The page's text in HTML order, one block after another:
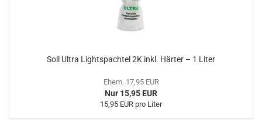
Soll Ultra Lightspachtel 2K inkl. Härter – 1 Liter
Ehem. 17,95 EUR
Nur 15,95 EUR
15,95 EUR pro Liter